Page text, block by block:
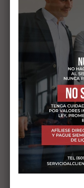
Jorge Marmolejo
Colpensiones y los
ARCHIVOS
abril 2026
febrero 2026
diciembre 2025
septiembre 2025
agosto 2025